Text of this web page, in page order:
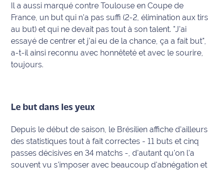
rédaction
Coup de
coeur
Maritima
de Jeff
C'est
Il a aussi marqué contre Toulouse en Coupe de
France, un but qui n'a pas suffi (2-2, élimination aux tirs
au but) et qui ne devait pas tout à son talent. "J'ai
essayé de centrer et j'ai eu de la chance, ça a fait but",
a-t-il ainsi reconnu avec honnêteté et avec le sourire,
toujours.
Le but dans les yeux
Depuis le début de saison, le Brésilien affiche d'ailleurs
des statistiques tout à fait correctes - 11 buts et cinq
passes décisives en 34 matchs -, d'autant qu'on l'a
souvent vu s'imposer avec beaucoup d'abnégation et